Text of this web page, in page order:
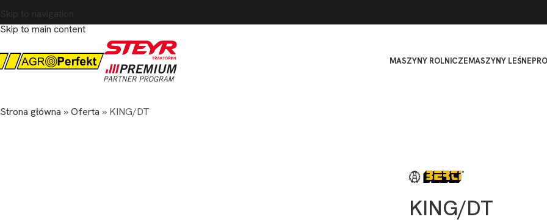
Skip to navigation
Skip to main content
MASZYNY ROLNICZEMASZYNY LEŚNE
Strona główna »Oferta » KING/DT
KING/DT